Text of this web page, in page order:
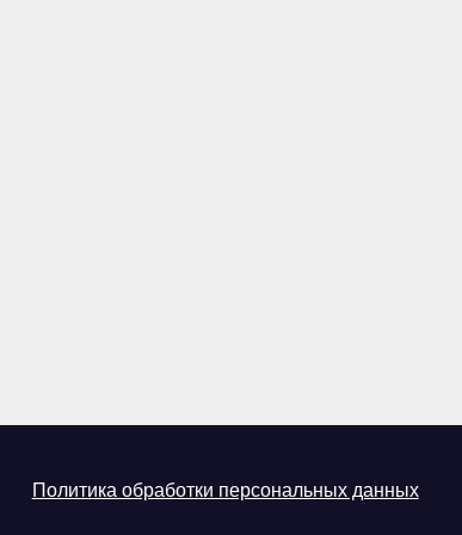
Политика обработки персональных данных